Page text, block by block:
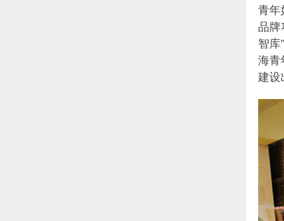
青年
品牌
智
海青
建设